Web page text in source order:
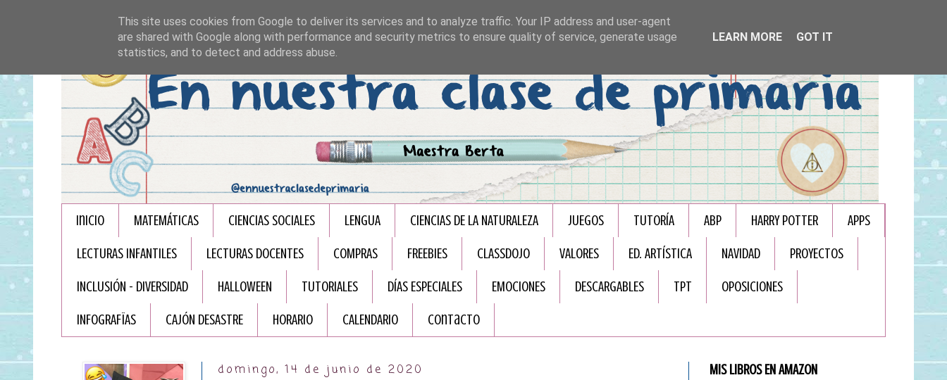
Inicio MATEMÁTICAS CIENCIAS SOCIALES LENGUA CIENCIAS DE LA NATURALEZA JUEGOS TUTORÍA ABP HARRY POTTER APPS
LECTURAS INFANTILES LECTURAS DOCENTES COMPRAS FREEBIES CLASSDOJO VALORES ED. ARTÍSTICA NAVIDAD PROYECTOS
INCLUSIÓN - DIVERSIDAD HALLOWEEN TUTORIALES DÍAS ESPECIALES EMOCIONES DESCARGABLES TPT OPOSICIONES
INFOGRAFÏAS CAJÓN DESASTRE HORARIO CALENDARIO Contacto
domingo, 14 de junio de 2020 MIS LIBROS EN AMAZON
This site uses cookies from Google to deliver its services and to analyze traffic. Your IP address and user-agent
are shared with Google along with performance and security metrics to ensure quality of service, generate usage
statistics, and to detect and address abuse.
LEARN MORE GOT IT